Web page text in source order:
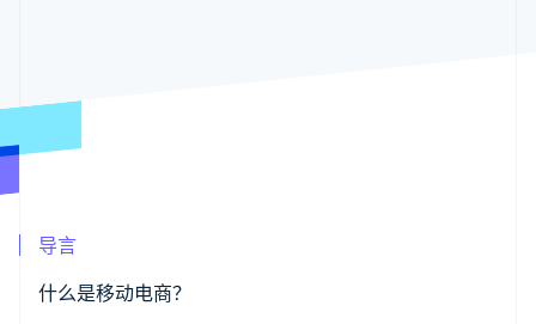
碳移除
立即观看
导言
什么是移动电商？